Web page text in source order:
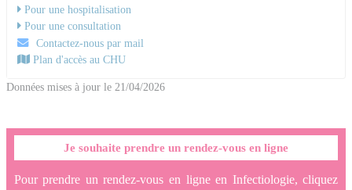
Pour une hospitalisation
Pour une consultation
Contactez-nous par mail
Plan d'accès au CHU
Données mises à jour le 21/04/2026
Je souhaite prendre un rendez-vous en ligne
Pour prendre un rendez-vous en ligne en Infectiologie, cliquez